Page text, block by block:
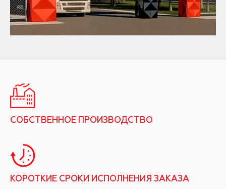
СОБСТВЕННОЕ ПРОИЗВОДСТВО
КОРОТКИЕ СРОКИ ИСПОЛНЕНИЯ ЗАКАЗА